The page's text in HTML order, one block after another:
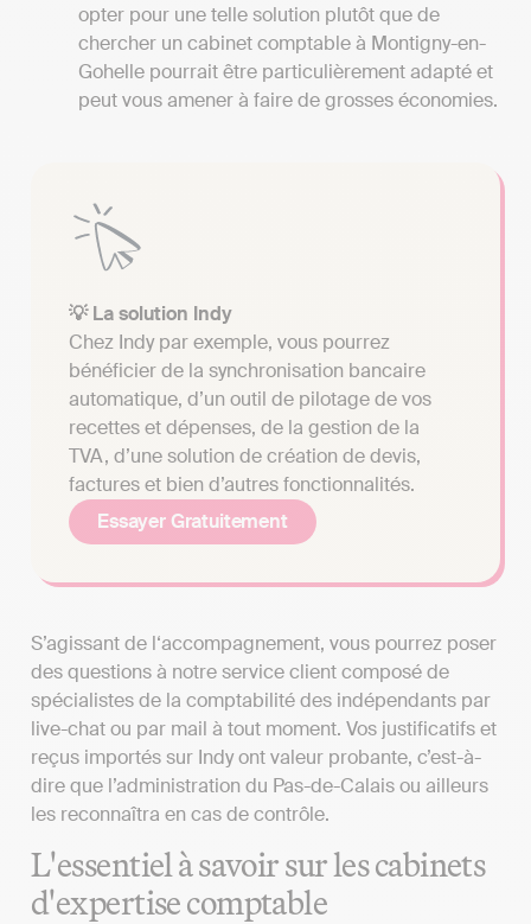
opter pour une telle solution plutôt que de
chercher un cabinet comptable à Montigny-en-
Gohelle pourrait être particulièrement adapté et
peut vous amener à faire de grosses économies.
💡 La solution Indy
Chez Indy par exemple, vous pourrez
bénéficier de la synchronisation bancaire
automatique, d’un outil de pilotage de vos
recettes et dépenses, de la gestion de la
TVA, d’une solution de création de devis,
factures et bien d’autres fonctionnalités.
Essayer Gratuitement
S’agissant de l‘accompagnement, vous pourrez poser
des questions à notre service client composé de
spécialistes de la comptabilité des indépendants par
live-chat ou par mail à tout moment. Vos justificatifs et
reçus importés sur Indy ont valeur probante, c’est-à-
dire que l’administration du Pas-de-Calais ou ailleurs
les reconnaîtra en cas de contrôle.
L'essentiel à savoir sur les cabinets
d'expertise comptable